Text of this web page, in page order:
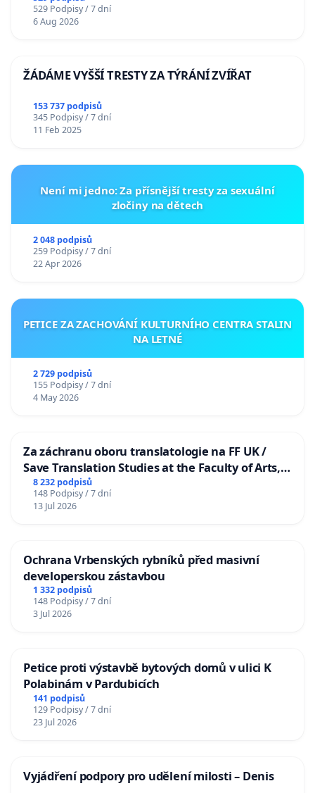
529 Podpisy / 7 dní
6 Aug 2026
ŽÁDÁME VYŠŠÍ TRESTY ZA TÝRÁNÍ ZVÍŘAT
153 737 podpisů
345 Podpisy / 7 dní
11 Feb 2025
Není mi jedno: Za přísnější tresty za sexuální
zločiny na dětech
2 048 podpisů
259 Podpisy / 7 dní
22 Apr 2026
PETICE ZA ZACHOVÁNÍ KULTURNÍHO CENTRA STALIN
NA LETNÉ
2 729 podpisů
155 Podpisy / 7 dní
4 May 2026
Za záchranu oboru translatologie na FF UK /
Save Translation Studies at the Faculty of Arts,
Charles University
8 232 podpisů
148 Podpisy / 7 dní
13 Jul 2026
Ochrana Vrbenských rybníků před masivní
developerskou zástavbou
1 332 podpisů
148 Podpisy / 7 dní
3 Jul 2026
Petice proti výstavbě bytových domů v ulici K
Polabinám v Pardubicích
141 podpisů
129 Podpisy / 7 dní
23 Jul 2026
Vyjádření podpory pro udělení milosti – Denis